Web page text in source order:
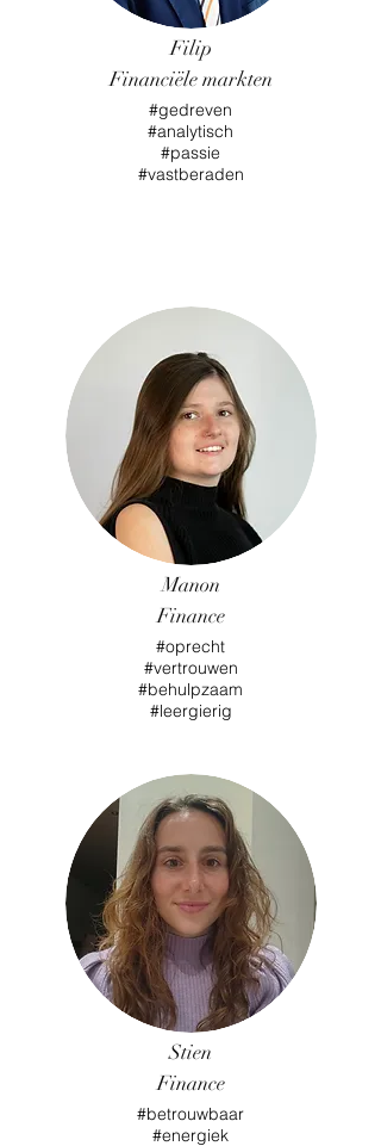
Filip
Financiële markten
#gedreven
#analytisch
#passie
#vastberaden
Manon
Finance
#oprecht
#vertrouwen
#behulpzaam
#leergierig
Stien
Finance
#betrouwbaar
#energiek